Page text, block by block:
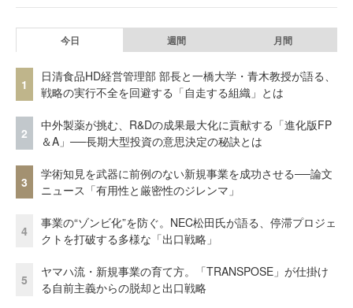
今日 週間 月間
1
日清食品HD経営管理部 部長と一橋大学・青木教授が語る、
戦略の実行不全を回避する「自走する組織」とは
2
中外製薬が挑む、R&Dの成果最大化に貢献する「進化版FP
＆A」──長期大型投資の意思決定の秘訣とは
3
学術知見を武器に前例のない新規事業を成功させる──論文
ニュース「有用性と厳密性のジレンマ」
4
事業の“ゾンビ化”を防ぐ。NEC松田氏が語る、停滞プロジェ
クトを打破する多様な「出口戦略」
5
ヤマハ流・新規事業の育て方。「TRANSPOSE」が仕掛け
る自前主義からの脱却と出口戦略